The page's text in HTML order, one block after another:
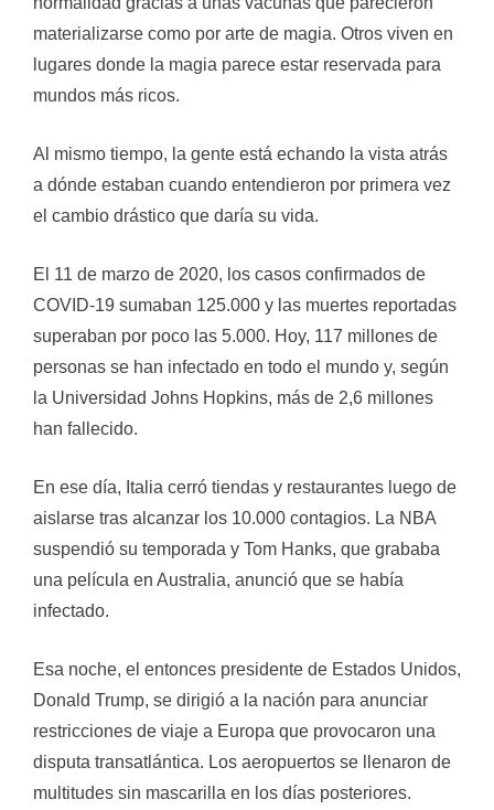
materializarse como por arte de magia. Otros viven en
lugares donde la magia parece estar reservada para
mundos más ricos.
Al mismo tiempo, la gente está echando la vista atrás
a dónde estaban cuando entendieron por primera vez
el cambio drástico que daría su vida.
El 11 de marzo de 2020, los casos confirmados de
COVID-19 sumaban 125.000 y las muertes reportadas
superaban por poco las 5.000. Hoy, 117 millones de
personas se han infectado en todo el mundo y, según
la Universidad Johns Hopkins, más de 2,6 millones
han fallecido.
En ese día, Italia cerró tiendas y restaurantes luego de
aislarse tras alcanzar los 10.000 contagios. La NBA
suspendió su temporada y Tom Hanks, que grababa
una película en Australia, anunció que se había
infectado.
Esa noche, el entonces presidente de Estados Unidos,
Donald Trump, se dirigió a la nación para anunciar
restricciones de viaje a Europa que provocaron una
disputa transatlántica. Los aeropuertos se llenaron de
multitudes sin mascarilla en los días posteriores.